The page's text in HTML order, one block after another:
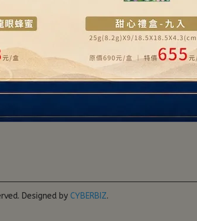
加入會員
客服時間：08:30-17:30 (上班日週一至週五)
Designed by CYBERBIZ.